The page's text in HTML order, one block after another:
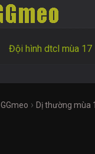
Đội hình dtcl mùa 17
GGmeo › Dị thường mùa